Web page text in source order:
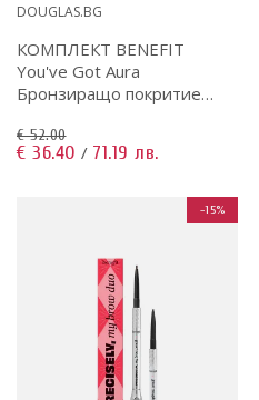
DOUGLAS.BG
КОМПЛЕКТ BENEFIT
You've Got Aura
Бронзиращо покритие
€ 52.00
€ 36.40 / 71.19 лв.
-15%